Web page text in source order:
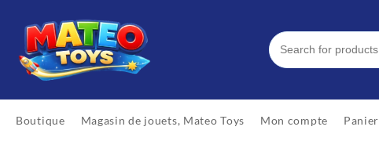
content
Boutique Magasin de jouets, Mateo Toys Mon compte Panier